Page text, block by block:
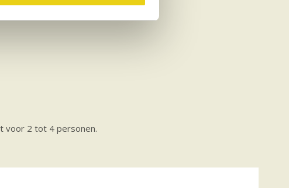
voor 2 tot 4 personen.